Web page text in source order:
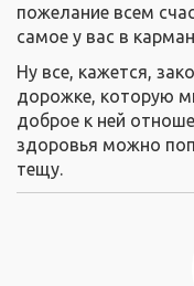
пожелание всем
самое у вас в
Ну все, кажется,
дорожке, которую
доброе к ней
здоровья можно
тещу.